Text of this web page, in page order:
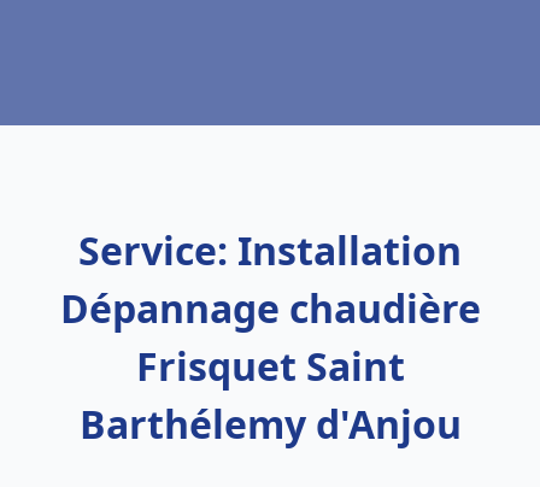
Service: Installation
Dépannage chaudière
Frisquet Saint
Barthélemy d'Anjou